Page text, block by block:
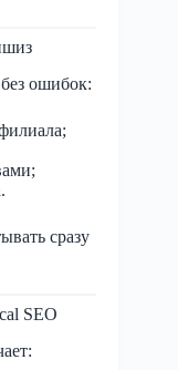
ошибок:
сразу
SEO